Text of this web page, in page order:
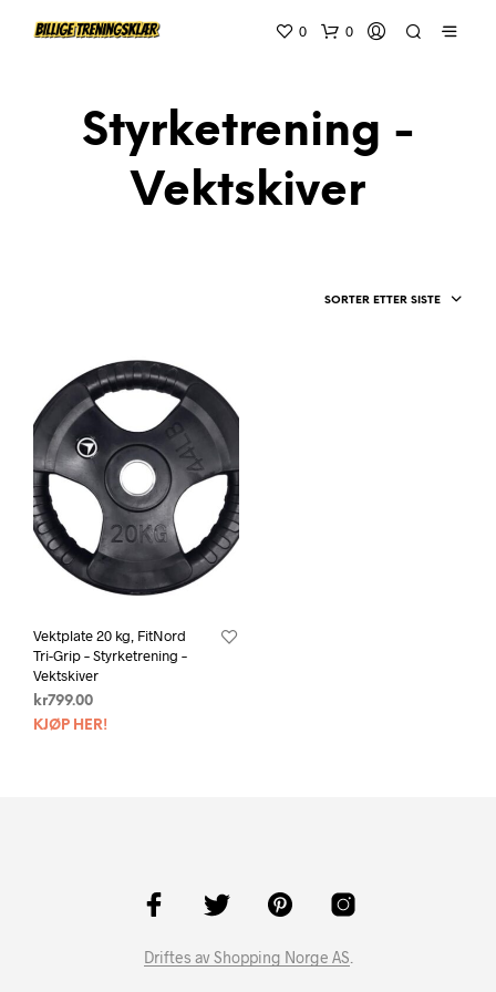
0 0
Styrketrening -
Vektskiver
SORTER ETTER SISTE
Vektplate 20 kg, FitNord
Tri-Grip – Styrketrening –
Vektskiver
kr799.00
KJØP HER!
Driftes av Shopping Norge AS